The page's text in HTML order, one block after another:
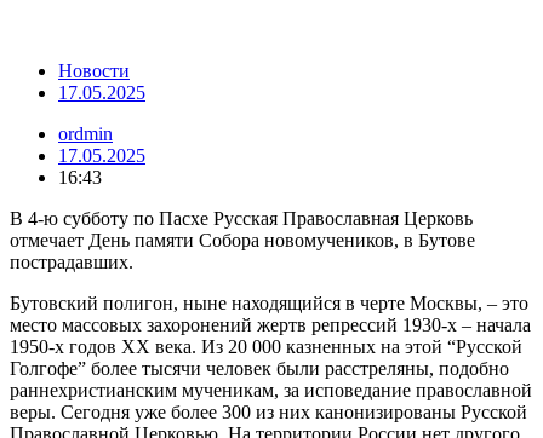
Новости
17.05.2025
ordmin
17.05.2025
16:43
В 4-ю субботу по Пасхе Русская Православная Церковь
отмечает День памяти Собора новомучеников, в Бутове
пострадавших.
Бутовский полигон, ныне находящийся в черте Москвы, – это
место массовых захоронений жертв репрессий 1930-х – начала
1950-х годов XX века. Из 20 000 казненных на этой “Русской
Голгофе” более тысячи человек были расстреляны, подобно
раннехристианским мученикам, за исповедание православной
веры. Сегодня уже более 300 из них канонизированы Русской
Православной Церковью. На территории России нет другого